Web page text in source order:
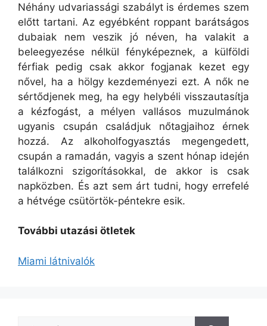
Néhány udvariassági szabályt is érdemes szem
előtt tartani. Az egyébként roppant barátságos
dubaiak nem veszik jó néven, ha valakit a
beleegyezése nélkül fényképeznek, a külföldi
férfiak pedig csak akkor fogjanak kezet egy
nővel, ha a hölgy kezdeményezi ezt. A nők ne
sértődjenek meg, ha egy helybéli visszautasítja
a kézfogást, a mélyen vallásos muzulmánok
ugyanis csupán családjuk nőtagjaihoz érnek
hozzá. Az alkoholfogyasztás megengedett,
csupán a ramadán, vagyis a szent hónap idején
találkozni szigorításokkal, de akkor is csak
napközben. És azt sem árt tudni, hogy errefelé
a hétvége csütörtök-péntekre esik.
További utazási ötletek
Miami látnivalók
Keresés: